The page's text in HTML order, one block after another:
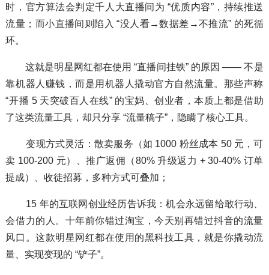
时，官方算法会判定千人大直播间为 “优质内容”，持续推送
流量；而小直播间则陷入 “没人看→数据差→不推流” 的死循
环。
这就是明星网红都在使用 “直播间挂铁” 的原因 —— 不是
靠机器人赚钱，而是用机器人撬动官方自然流量。那些声称
“开播 5 天突破百人在线” 的宝妈、创业者，本质上都是借助
了这类流量工具，却只分享 “流量稿子”，隐瞒了核心工具。
变现方式灵活：散卖服务（如 1000 粉丝成本 50 元，可
卖 100-200 元）、推广返佣（80% 升级返力 + 30-40% 订单
提成）、收徒招募，多种方式可叠加；
15 年的互联网创业经历告诉我：机会永远留给敢行动、
会借力的人。十年前你错过淘宝，今天别再错过抖音的流量
风口。这款明星网红都在使用的黑科技工具，就是你撬动流
量、实现变现的 “铲子”。